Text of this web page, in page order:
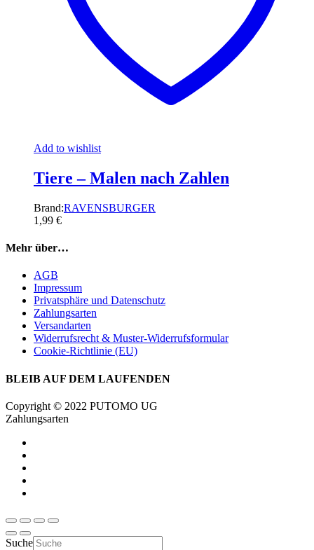
Add to wishlist
Tiere – Malen nach Zahlen
Brand:RAVENSBURGER
1,99 €
Mehr über…
AGB
Impressum
Privatsphäre und Datenschutz
Zahlungsarten
Versandarten
Widerrufsrecht & Muster-Widerrufsformular
Cookie-Richtlinie (EU)
BLEIB AUF DEM LAUFENDEN
Copyright © 2022 PUTOMO UG
Zahlungsarten
Suche